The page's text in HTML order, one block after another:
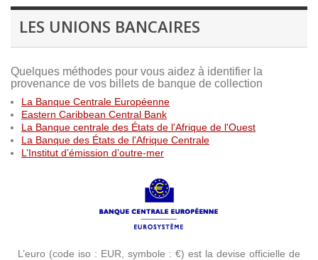
LES UNIONS BANCAIRES
Quelques méthodes pour vous aidez à identifier la
provenance de vos billets de banque de collection
La Banque Centrale Européenne
Eastern Caribbean Central Bank
La Banque centrale des États de l'Afrique de l'Ouest
La Banque des États de l'Afrique Centrale
L’Institut d’émission d’outre-mer
L’euro (code iso : EUR, symbole : €) est la devise officielle de